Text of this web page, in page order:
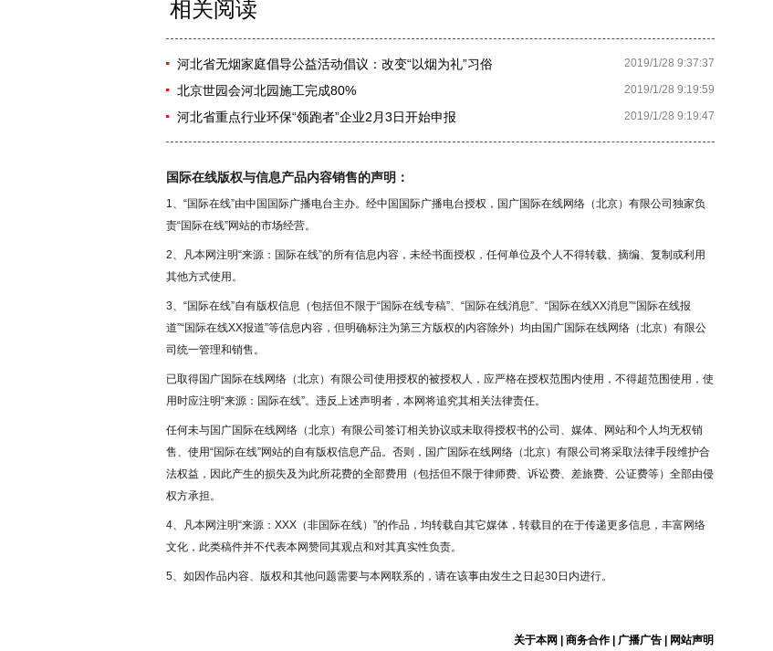
相关阅读
2019/1/28 9:37:37
河北省无烟家庭倡导公益活动倡议：改变“以烟为礼”习俗
2019/1/28 9:19:59
北京世园会河北园施工完成80%
2019/1/28 9:19:47
河北省重点行业环保“领跑者”企业2月3日开始申报
国际在线版权与信息产品内容销售的声明：
1、“国际在线”由中国国际广播电台主办。经中国国际广播电台授权，国广国际在线网络（北京）有限公司独家负
责“国际在线”网站的市场经营。
2、凡本网注明“来源：国际在线”的所有信息内容，未经书面授权，任何单位及个人不得转载、摘编、复制或利用
其他方式使用。
3、“国际在线”自有版权信息（包括但不限于“国际在线专稿”、“国际在线消息”、“国际在线XX消息”“国际在线报
道”“国际在线XX报道”等信息内容，但明确标注为第三方版权的内容除外）均由国广国际在线网络（北京）有限公
司统一管理和销售。
已取得国广国际在线网络（北京）有限公司使用授权的被授权人，应严格在授权范围内使用，不得超范围使用，使
用时应注明“来源：国际在线”。违反上述声明者，本网将追究其相关法律责任。
任何未与国广国际在线网络（北京）有限公司签订相关协议或未取得授权书的公司、媒体、网站和个人均无权销
售、使用“国际在线”网站的自有版权信息产品。否则，国广国际在线网络（北京）有限公司将采取法律手段维护合
法权益，因此产生的损失及为此所花费的全部费用（包括但不限于律师费、诉讼费、差旅费、公证费等）全部由侵
权方承担。
4、凡本网注明“来源：XXX（非国际在线）”的作品，均转载自其它媒体，转载目的在于传递更多信息，丰富网络
文化，此类稿件并不代表本网赞同其观点和对其真实性负责。
5、如因作品内容、版权和其他问题需要与本网联系的，请在该事由发生之日起30日内进行。
关于本网 商务合作| 广播广告| 网站声明